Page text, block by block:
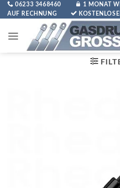
Zum
Inhalt
06233 3468460 1 MONAT
AUF RECHNUNG